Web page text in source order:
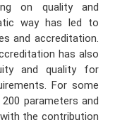
on quality and
way has led to
and accreditation.
has also
and quality for
For some
parameters and
the contribution